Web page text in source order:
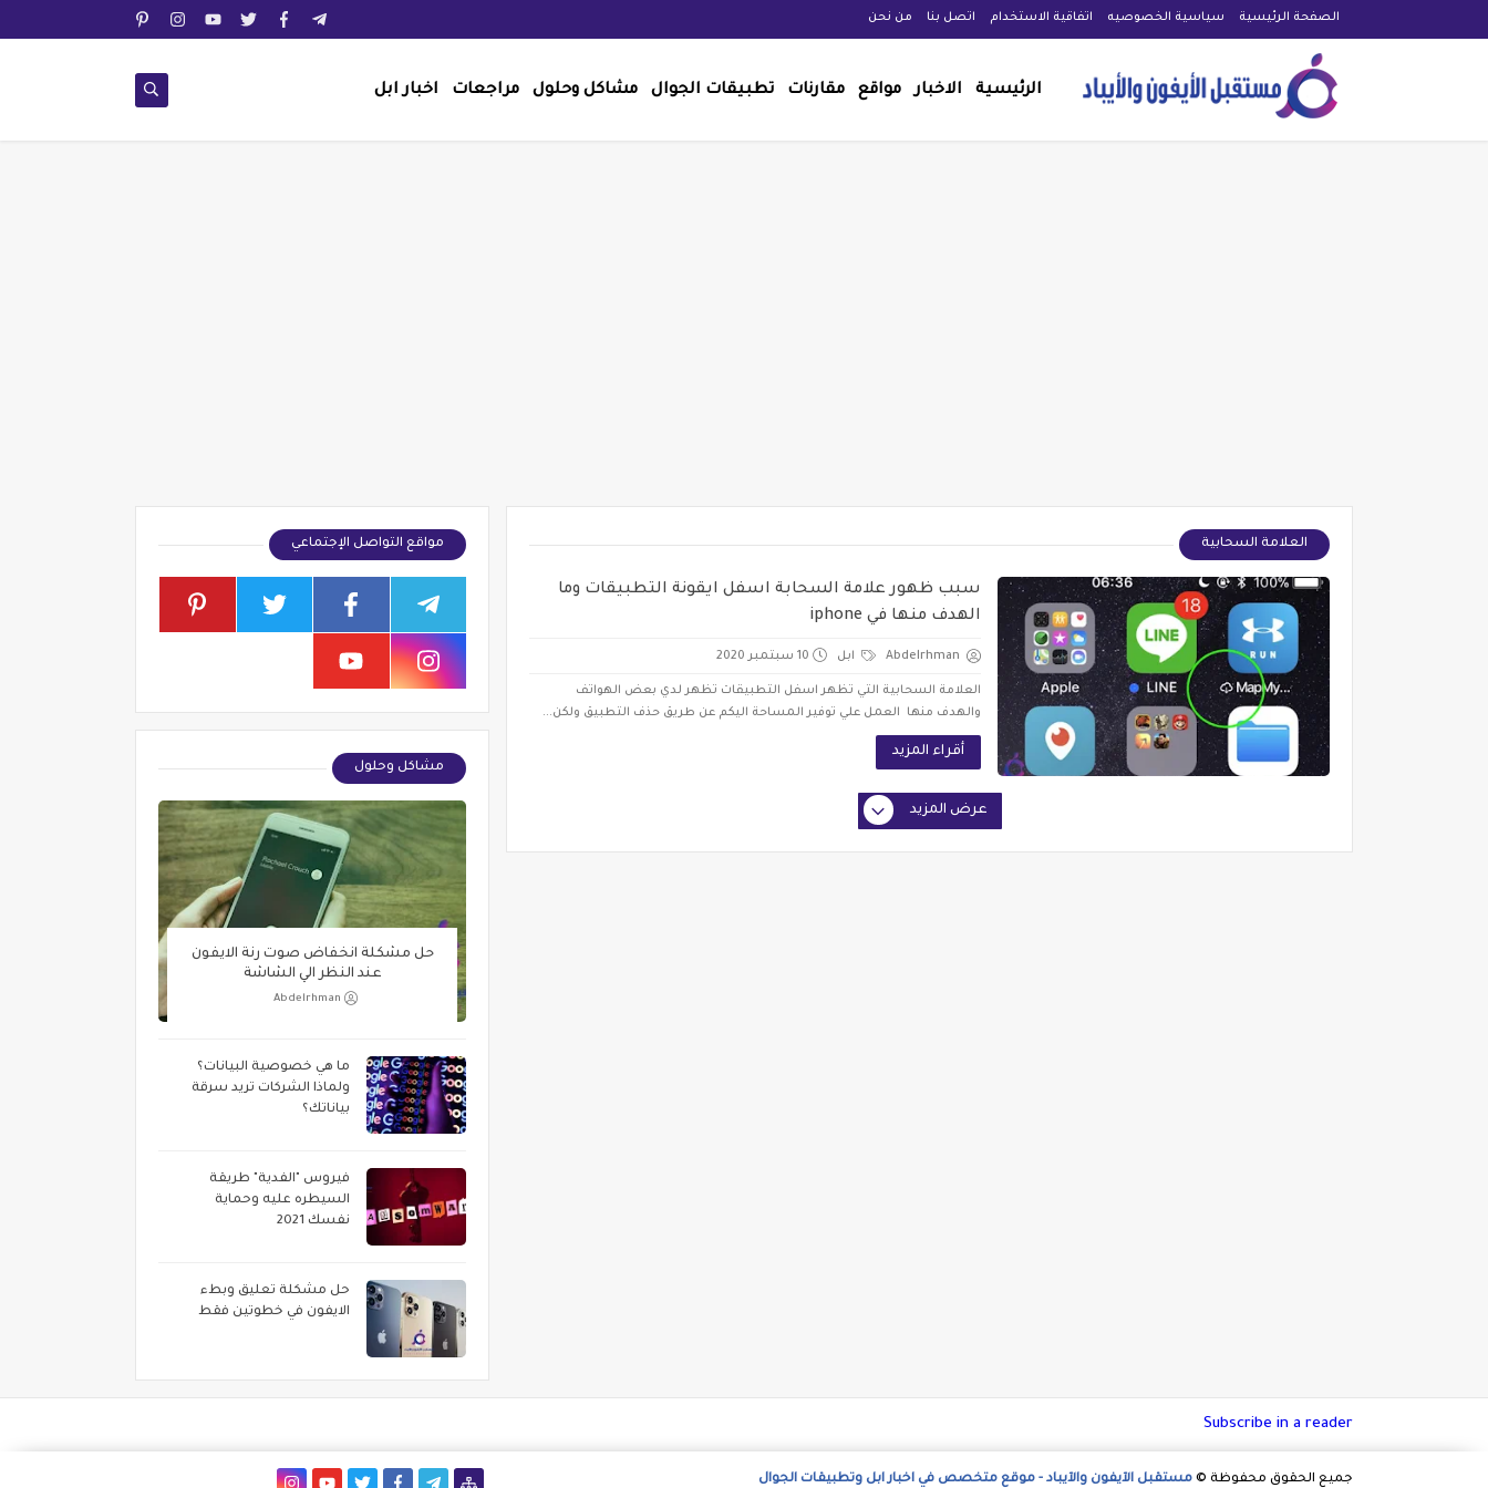
الصفحة الرئيسية سياسية الخصوصيه اتفاقية الاستخدام اتصل بنا من نحن
الرئيسية الاخبار مواقع مقارنات تطبيقات الجوال مشاكل وحلول مراجعات اخبار ابل
العلامة السحابية
سبب ظهور علامة السحابة اسفل ايقونة التطبيقات وما
الهدف منها في iphone
Abdelrhman ابل 10 سبتمبر 2020
العلامة السحابية التي تظهر اسفل التطبيقات تظهر لدي بعض الهواتف
والهدف منها العمل علي توفير المساحة اليكم عن طريق حذف التطبيق ولكن...
أقراء المزيد
عرض المزيد
مواقع التواصل الإجتماعي
مشاكل وحلول
حل مشكلة انخفاض صوت رنة الايفون
عند النظر الي الشاشة
Abdelrhman
ما هي خصوصية البيانات؟
ولماذا الشركات تريد سرقة
بياناتك؟
فيروس "الفدية" طريقة
السيطره عليه وحماية
نفسك 2021
حل مشكلة تعليق وبطء
الايفون في خطوتين فقط
Subscribe in a reader
جميع الحقوق محفوظة © مستقبل الآيفون والآيباد - موقع متخصص في اخبار ابل وتطبيقات الجوال